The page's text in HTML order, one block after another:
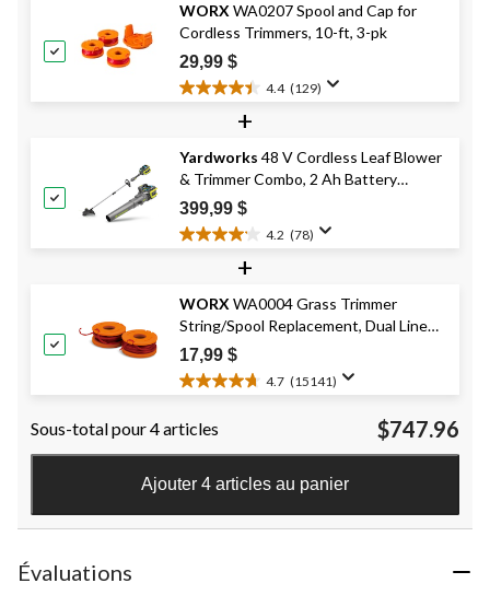
365
évaluations
WORX WA0207 Spool and Cap for
Cordless Trimmers, 10-ft, 3-pk
29,99 $
4.4 (129)
4.4
étoile(s)
5.
129
évaluations
+
Yardworks 48 V Cordless Leaf Blower
& Trimmer Combo, 2 Ah Battery
Included
399,99 $
4.2 (78)
4.2
étoile(s)
5.
78
évaluations
+
WORX WA0004 Grass Trimmer
String/Spool Replacement, Dual Line
Cordless, 0.065-in
17,99 $
4.7 (15141)
4.7
sur
5.
15141
évaluations
Sous-total pour 4 articles $747.96
Ajouter 4 articles au panier
Évaluations